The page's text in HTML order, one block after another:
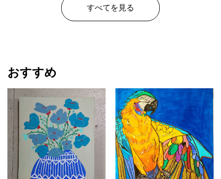
すべてを見る
おすすめ